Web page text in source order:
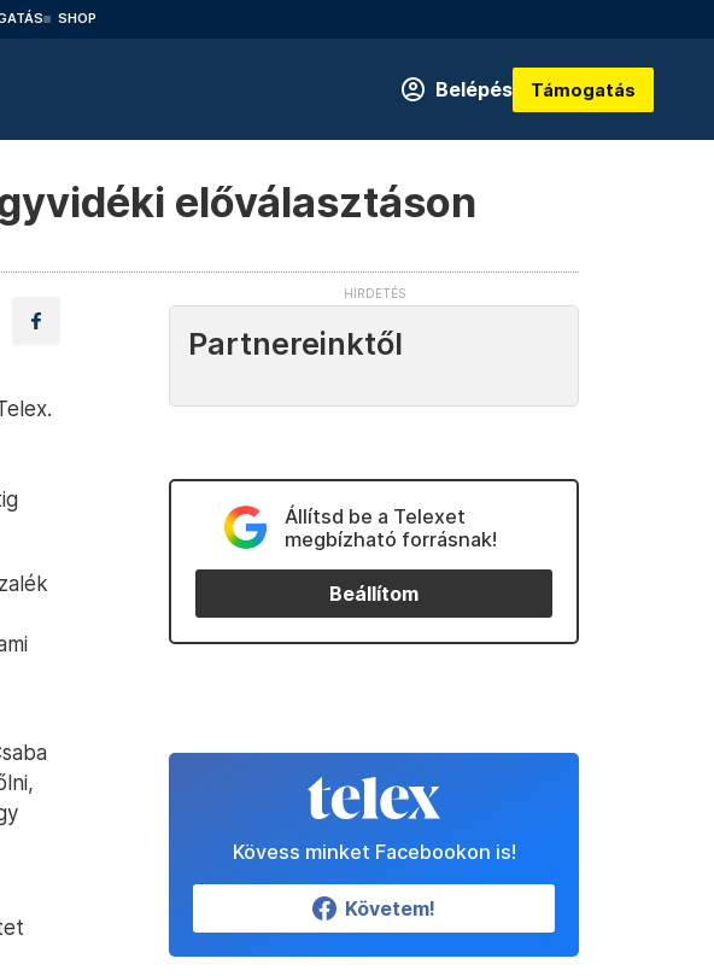
SHOP
Belépés Támogatás
előválasztáson
Partnereinktől
Állítsd be a Telexet
megbízható forrásnak!
Beállítom
Kövess minket Facebookon is!
Követem!